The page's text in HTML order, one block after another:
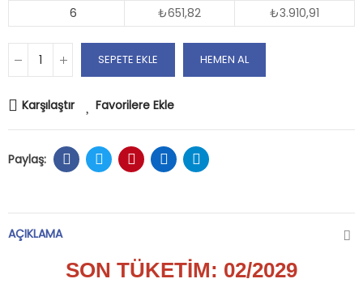
6
₺651,82 ₺3.910,91
SEPETE EKLE HEMEN AL
Karşılaştır Favorilere Ekle
AÇIKLAMA
SON TÜKETİM: 02/2029